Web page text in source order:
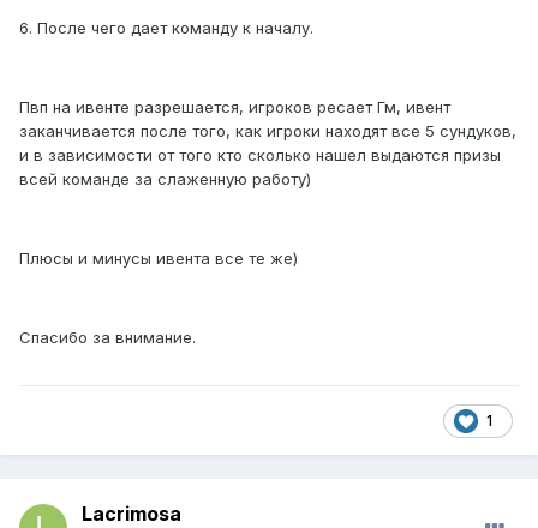
6. После чего дает команду к началу.
Пвп на ивенте разрешается, игроков ресает Гм, ивент
заканчивается после того, как игроки находят все 5 сундуков,
и в зависимости от того кто сколько нашел выдаются призы
всей команде за слаженную работу)
Плюсы и минусы ивента все те же)
Спасибо за внимание.
1
Lacrimosa